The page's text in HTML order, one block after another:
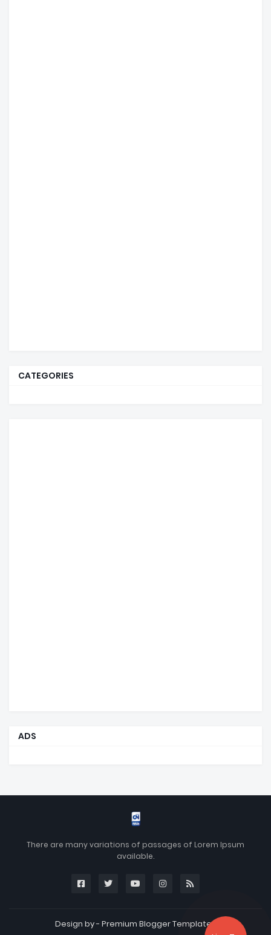
CATEGORIES
ADS
There are many variations of passages of Lorem Ipsum
available.
Design by - Premium Blogger Templates